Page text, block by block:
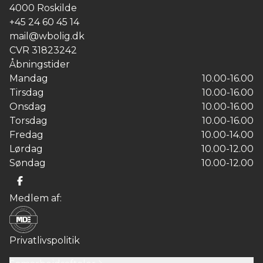
4000 Roskilde
+45 24 60 45 14
mail@wbolig.dk
CVR 31823242
Åbningstider
Mandag
10.00-16.00
Tirsdag
10.00-16.00
Onsdag
10.00-16.00
Torsdag
10.00-16.00
Fredag
10.00-14.00
Lørdag
10.00-12.00
Søndag
10.00-12.00
Medlem af:
Privatlivspolitik